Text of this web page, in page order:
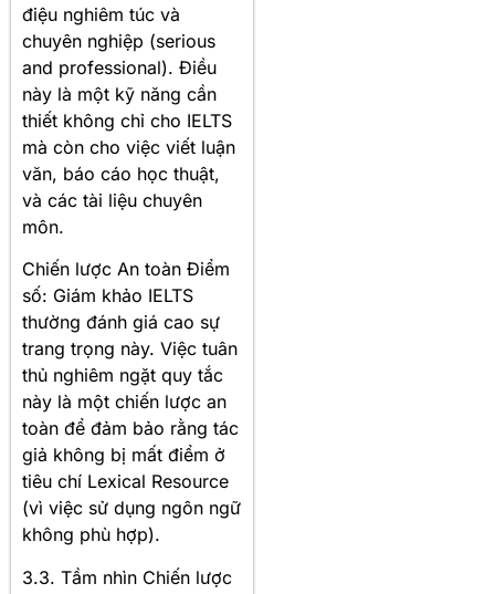
điệu nghiêm túc và
chuyên nghiệp (serious
and professional). Điều
này là một kỹ năng cần
thiết không chỉ cho IELTS
mà còn cho việc viết luận
văn, báo cáo học thuật,
và các tài liệu chuyên
môn.
Chiến lược An toàn Điểm
số: Giám khảo IELTS
thường đánh giá cao sự
trang trọng này. Việc tuân
thủ nghiêm ngặt quy tắc
này là một chiến lược an
toàn để đảm bảo rằng tác
giả không bị mất điểm ở
tiêu chí Lexical Resource
(vì việc sử dụng ngôn ngữ
không phù hợp).
3.3. Tầm nhìn Chiến lược